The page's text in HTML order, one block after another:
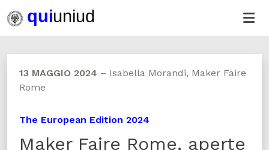
13 MAGGIO 2024 – Isabella Morandi, Maker Faire
Rome
The European Edition 2024
Maker Faire Rome, aperte